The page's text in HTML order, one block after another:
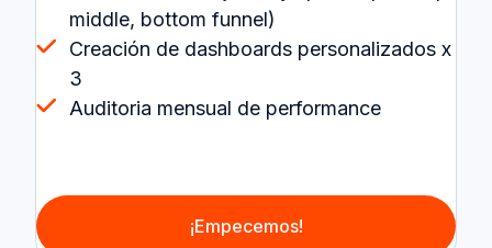
middle, bottom funnel)
Creación de dashboards personalizados x
3
Auditoria mensual de performance
¡Empecemos!